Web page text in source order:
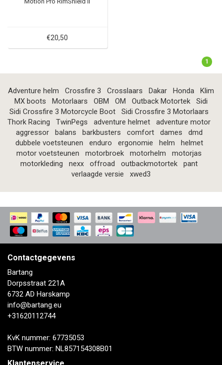
€20,50
1
Adventure helm Crossfire 3 Crosslaars Dakar Honda
Klim
MX boots
Motorlaars OBM OM Outback Motortek
Sidi
Sidi Crossfire 3 Motorcycle Boot
Sidi Crossfire 3 Motorlaars
Thork Racing
TwinPegs adventure helmet
adventure motor
aggressor
balans barkbusters comfort dames
dmd
dubbele voetsteunen
enduro ergonomie helm
helmet
motor voetsteunen
motorbroek motorhelm
motorjas
motorkleding
nexx offroad outbackmotortek
pant
verlaagde versie
xwed3
Contactgegevens
Bartang
Dorpsstraat 221A
6732 AD Harskamp
info@bartang.eu
+31620112744
KvK nummer: 67735053
BTW nummer: NL857154308B01